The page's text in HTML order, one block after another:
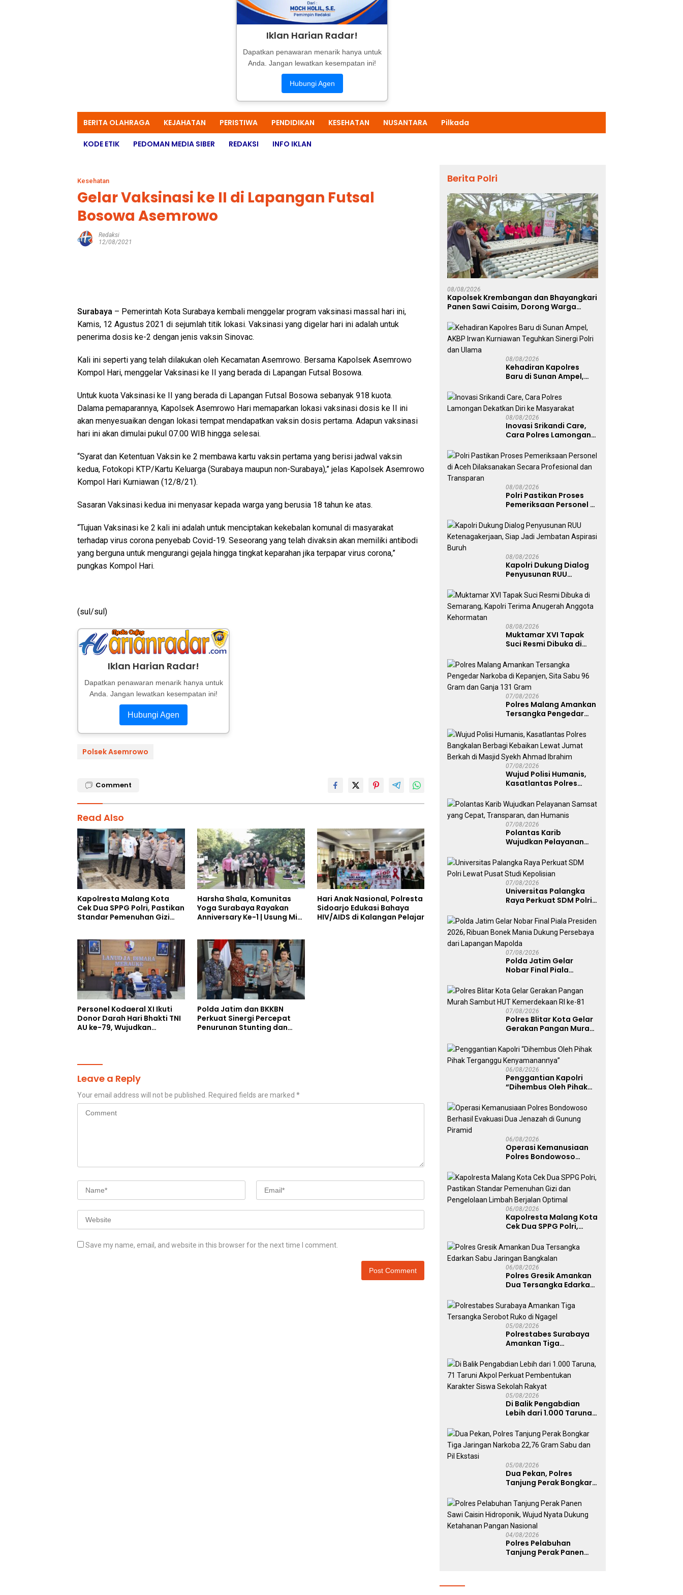
Iklan Harian Radar!
Dapatkan penawaran menarik hanya untuk
Anda. Jangan lewatkan kesempatan ini!
Hubungi Agen
BERITA OLAHRAGA KEJAHATAN PERISTIWA PENDIDIKAN KESEHATAN NUSANTARA Pilkada
KODE ETIK PEDOMAN MEDIA SIBER REDAKSI INFO IKLAN
Kesehatan
Gelar Vaksinasi ke II di Lapangan Futsal
Bosowa Asemrowo
Redaksi
12/08/2021
Surabaya – Pemerintah Kota Surabaya kembali menggelar program vaksinasi massal hari ini,
Kamis, 12 Agustus 2021 di sejumlah titik lokasi. Vaksinasi yang digelar hari ini adalah untuk
penerima dosis ke-2 dengan jenis vaksin Sinovac.
Kali ini seperti yang telah dilakukan oleh Kecamatan Asemrowo. Bersama Kapolsek Asemrowo
Kompol Hari, menggelar Vaksinasi ke II yang berada di Lapangan Futsal Bosowa.
Untuk kuota Vaksinasi ke II yang berada di Lapangan Futsal Bosowa sebanyak 918 kuota.
Dalama pemaparannya, Kapolsek Asemrowo Hari memaparkan lokasi vaksinasi dosis ke II ini
akan menyesuaikan dengan lokasi tempat mendapatkan vaksin dosis pertama. Adapun vaksinasi
hari ini akan dimulai pukul 07.00 WIB hingga selesai.
“Syarat dan Ketentuan Vaksin ke 2 membawa kartu vaksin pertama yang berisi jadwal vaksin
kedua, Fotokopi KTP/Kartu Keluarga (Surabaya maupun non-Surabaya),” jelas Kapolsek Asemrowo
Kompol Hari Kurniawan (12/8/21).
Sasaran Vaksinasi kedua ini menyasar kepada warga yang berusia 18 tahun ke atas.
“Tujuan Vaksinasi ke 2 kali ini adalah untuk menciptakan kekebalan komunal di masyarakat
terhadap virus corona penyebab Covid-19. Seseorang yang telah divaksin akan memiliki antibodi
yang berguna untuk mengurangi gejala hingga tingkat keparahan jika terpapar virus corona,”
pungkas Kompol Hari.
(sul/sul)
Iklan Harian Radar!
Dapatkan penawaran menarik hanya untuk
Anda. Jangan lewatkan kesempatan ini!
Hubungi Agen
Polsek Asemrowo
Comment
Read Also
Kapolresta Malang Kota
Cek Dua SPPG Polri, Pastikan
Standar Pemenuhan Gizi
Harsha Shala, Komunitas
Yoga Surabaya Rayakan
Anniversary Ke-1 | Usung Misi
Sehat
Hari Anak Nasional, Polresta
Sidoarjo Edukasi Bahaya
HIV/AIDS di Kalangan Pelajar
Personel Kodaeral XI Ikuti
Donor Darah Hari Bhakti TNI
AU ke-79, Wujudkan
Polda Jatim dan BKKBN
Perkuat Sinergi Percepat
Penurunan Stunting dan
Leave a Reply
Your email address will not be published. Required fields are marked *
Save my name, email, and website in this browser for the next time I comment.
Berita Polri
08/08/2026
Kapolsek Krembangan dan Bhayangkari
Panen Sawi Caisim, Dorong Warga
08/08/2026
Kehadiran Kapolres
Baru di Sunan Ampel,
Teguhkan Sinergi Polri
dan Ulama
08/08/2026
Inovasi Srikandi Care,
Cara Polres Lamongan
Masyarakat
08/08/2026
Polri Pastikan Proses
Pemeriksaan Personel di
Secara Profesional dan
Transparan
08/08/2026
Kapolri Dukung Dialog
Penyusunan RUU
Jadi Jembatan Aspirasi
Buruh
08/08/2026
Muktamar XVI Tapak
Suci Resmi Dibuka di
Terima Anugerah
Anggota Kehormatan
07/08/2026
Polres Malang Amankan
Tersangka Pengedar
Sita Sabu 96 Gram dan
Ganja 131 Gram
07/08/2026
Wujud Polisi Humanis,
Kasatlantas Polres
Kebaikan Lewat Jumat
Berkah di Masjid Syekh
Ahmad Ibrahim
07/08/2026
Polantas Karib
Wujudkan Pelayanan
Transparan, dan
Humanis
07/08/2026
Universitas Palangka
Raya Perkuat SDM Polri
Kepolisian
07/08/2026
Polda Jatim Gelar
Nobar Final Piala
Bonek Mania Dukung
Persebaya dari
Lapangan Mapolda
07/08/2026
Polres Blitar Kota Gelar
Gerakan Pangan Murah
Kemerdekaan RI ke-81
06/08/2026
Penggantian Kapolri
“Dihembus Oleh Pihak
Kenyamanannya”
06/08/2026
Operasi Kemanusiaan
Polres Bondowoso
Jenazah di Gunung
Piramid
06/08/2026
Kapolresta Malang Kota
Cek Dua SPPG Polri,
Pemenuhan Gizi dan
Pengelolaan Limbah
Berjalan Optimal
06/08/2026
Polres Gresik Amankan
Dua Tersangka Edarkan
Bangkalan
05/08/2026
Polrestabes Surabaya
Amankan Tiga
Ruko di Ngagel
05/08/2026
Di Balik Pengabdian
Lebih dari 1.000 Taruna,
Pembentukan Karakter
Siswa Sekolah Rakyat
05/08/2026
Dua Pekan, Polres
Tanjung Perak Bongkar
22,76 Gram Sabu dan Pil
Ekstasi
04/08/2026
Polres Pelabuhan
Tanjung Perak Panen